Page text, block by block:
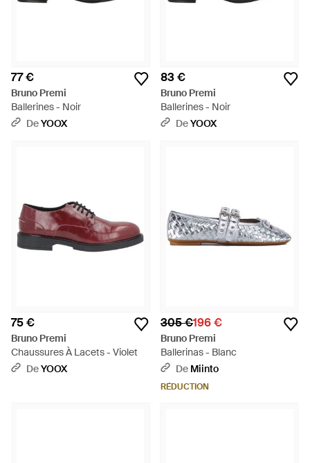
77 €
Bruno Premi
Ballerines - Noir
DeYOOX
83 €
Bruno Premi
Ballerines - Noir
DeYOOX
75 €
Bruno Premi
Chaussures À Lacets - Violet
DeYOOX
305 €196 €
Bruno Premi
Ballerinas - Blanc
De Miinto
RÉDUCTION